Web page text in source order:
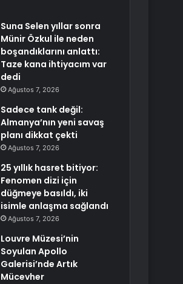
Suna Selen yıllar sonra
Münir Özkul ile neden
boşandıklarını anlattı:
Taze kana ihtiyacım var
dedi
Ağustos 7, 2026
Sadece tank değil:
Almanya’nın yeni savaş
planı dikkat çekti
Ağustos 7, 2026
25 yıllık hasret bitiyor:
Fenomen dizi için
düğmeye basıldı, iki
isimle anlaşma sağlandı
Ağustos 7, 2026
Louvre Müzesi’nin
Soyulan Apollo
Galerisi’nde Artık
Mücevher